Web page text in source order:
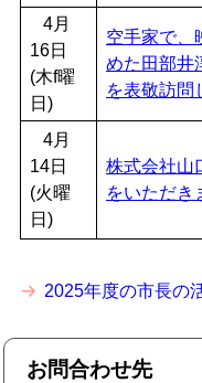
4月
16日
(木f曜
日)
空手家で、
めた田部井
を表敬訪問
4月
14日
(火曜
日)
株式会社山
をいただき
2025年度の市長の
お問合わせ先